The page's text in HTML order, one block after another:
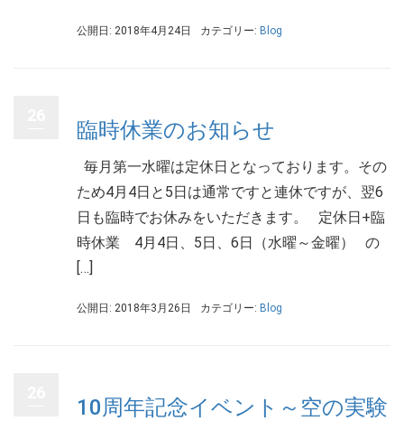
公開日: 2018年4月24日 カテゴリー: Blog
臨時休業のお知らせ
毎月第一水曜は定休日となっております。その
ため4月4日と5日は通常ですと連休ですが、翌6
日も臨時でお休みをいただきます。 定休日+臨
時休業 4月4日、5日、6日（水曜～金曜） の
[…]
公開日: 2018年3月26日 カテゴリー: Blog
10周年記念イベント～空の実験